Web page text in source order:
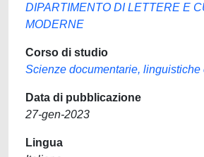
DIPARTIMENTO DI LETTERE E
MODERNE
Corso di studio
Scienze documentarie, linguistiche
Data di pubblicazione
27-gen-2023
Lingua